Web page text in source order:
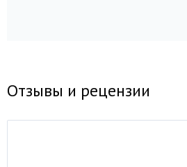
Отзывы и рецензии